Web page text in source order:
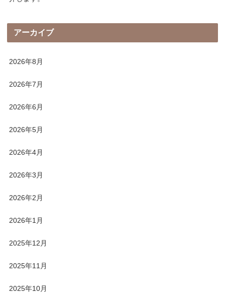
アーカイブ
2026年8月
2026年7月
2026年6月
2026年5月
2026年4月
2026年3月
2026年2月
2026年1月
2025年12月
2025年11月
2025年10月